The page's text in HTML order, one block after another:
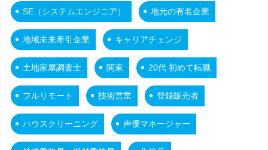
SE（システムエンジニア） 地元の有名企業
地域未来牽引企業 キャリアチェンジ
土地家屋調査士 関東 20代 初めて転職
フルリモート 技術営業 登録販売者
ハウスクリーニング 声優マネージャー